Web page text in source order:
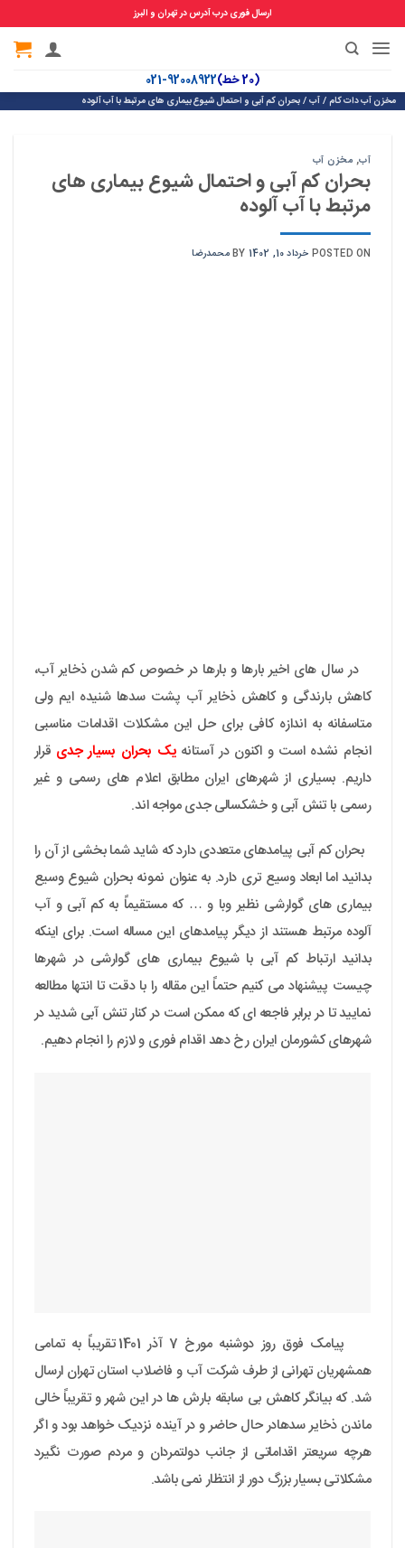
ارسال فوری درب آدرس در تهران و البرز
(20 خط) 92008922-021
مخزن آب دات کام/آب/بحران کم آبی و احتمال شیوع بیماری های مرتبط با آب آلوده
آب,مخزن آب
بحران کم آبی و احتمال شیوع بیماری های
مرتبط با آب آلوده
POSTED ONخرداد 10, 1402 BY محمدرضا
در سال های اخیر بارها و بارها در خصوص کم شدن ذخایر آب،
کاهش بارندگی و کاهش ذخایر آب پشت سدها شنیده ایم ولی
متاسفانه به اندازه کافی برای حل این مشکلات اقدامات مناسبی
انجام نشده است و اکنون در آستانه یک بحران بسیار جدیقرار
داریم. بسیاری از شهرهای ایران مطابق اعلام های رسمی و غیر
رسمی با تنش آبی و خشکسالی جدی مواجه اند.
بحران کم آبی پیامدهای متعددی دارد که شاید شما بخشی از آن را
بدانید اما ابعاد وسیع تری دارد. به عنوان نمونه بحران شیوع وسیع
بیماری های گوارشی نظیر وبا و … که مستقیماً به کم آبی و آب
آلوده مرتبط هستند از دیگر پیامدهای این مساله است. برای اینکه
بدانید ارتباط کم آبی با شیوع بیماری های گوارشی در شهرها
چیست پیشنهاد می کنیم حتماً این مقاله را با دقت تا انتها مطالعه
نمایید تا در برابر فاجعه ای که ممکن است در کنار تنش آبی شدید در
شهرهای کشورمان ایران رخ دهد اقدام فوری و لازم را انجام دهیم.
پیامک فوق روز دوشنبه مورخ 7 آذر 1401 تقریباً به تمامی
همشهریان تهرانی از طرف شرکت آب و فاضلاب استان تهران ارسال
شد. که بیانگر کاهش بی سابقه بارش ها در این شهر و تقریباً خالی
ماندن ذخایر سدهادر حال حاضر و در آینده نزدیک خواهد بود و اگر
هرچه سریعتر اقداماتی از جانب دولتمردان و مردم صورت نگیرد
مشکلاتی بسیار بزرگ دور از انتظار نمی باشد.